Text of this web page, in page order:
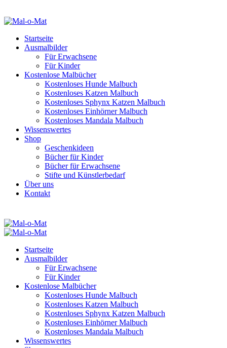
Startseite
Ausmalbilder
Für Erwachsene
Für Kinder
Kostenlose Malbücher
Kostenloses Hunde Malbuch
Kostenloses Katzen Malbuch
Kostenloses Sphynx Katzen Malbuch
Kostenloses Einhörner Malbuch
Kostenloses Mandala Malbuch
Wissenswertes
Shop
Geschenkideen
Bücher für Kinder
Bücher für Erwachsene
Stifte und Künstlerbedarf
Über uns
Kontakt
Startseite
Ausmalbilder
Für Erwachsene
Für Kinder
Kostenlose Malbücher
Kostenloses Hunde Malbuch
Kostenloses Katzen Malbuch
Kostenloses Sphynx Katzen Malbuch
Kostenloses Einhörner Malbuch
Kostenloses Mandala Malbuch
Wissenswertes